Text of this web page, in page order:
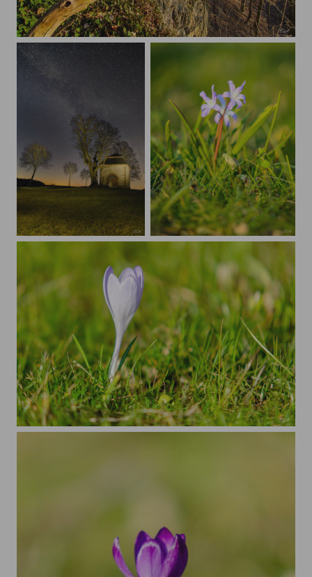
Am Abgrund
Sternenhimmel über Kalteneberscher Klus Blaue Scilla
Frühlingsbote 1